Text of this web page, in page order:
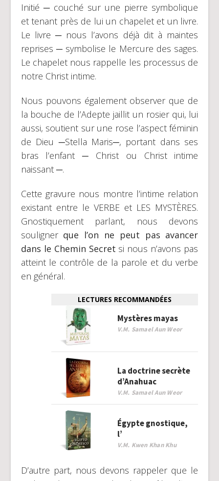
Initié ─ couché sur une pierre symbolique
et tenant près de lui un chapelet et un livre.
Le livre ─ nous l’avons déjà dit à maintes
reprises ─ symbolise le Mercure des sages.
Le chapelet nous rappelle les processus de
notre Christ intime.
Nous pouvons également observer que de
la bouche de l’Adepte jaillit un rosier qui, lui
aussi, soutient sur une rose l’aspect féminin
de Dieu ─Stella Maris─, portant dans ses
bras l’enfant ─ Christ ou Christ intime
naissant ─.
Cette gravure nous montre l’intime relation
existant entre le VERBE et LES MYSTÈRES.
Gnostiquement parlant, nous devons
souligner que l’on ne peut pas avancer
dans le Chemin Secret si nous n’avons pas
atteint le contrôle de la parole et du verbe
en général.
LECTURES RECOMMANDÉES
Mystères mayas
V.M. Samael Aun Weor
La doctrine secrète
d’Anahuac
V.M. Samael Aun Weor
Égypte gnostique,
l’
V.M. Kwen Khan Khu
D’autre part, nous devons rappeler que le